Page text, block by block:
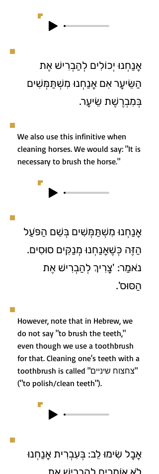
אֲנַחְנוּ יְכוֹלִים לְהַבְרִישׁ אֶת
הַשֵּׂיעָר אִם אֲנַחְנוּ מִשְׁתַּמְּשִׁים
בְּמִבְרֶשֶׁת שֵׂיעָר.
We also use this infinitive when
cleaning horses. We would say: "It is
necessary to brush the horse."
אֲנַחְנוּ מִשְׁתַּמְּשִׁים בְּשֵׁם הַפֹּעַל
הַזֶּה כְּשֶׁאֲנַחְנוּ מְנַקִּים סוּסִים.
נֹאמַר: 'צָרִיךְ לְהַבְרִישׁ אֶת
הַסּוּס'.
However, note that in Hebrew, we
do not say "to brush the teeth,"
even though we use a toothbrush
for that. Cleaning one's teeth with a
toothbrush is called "צחצוח שיניים"
("to polish/clean teeth").
אֲבָל שִׂימוּ לֵב: בְּעִבְרִית אֲנַחְנוּ